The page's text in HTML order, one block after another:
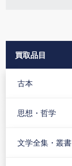
買取品目
古本
思想・哲学
文学全集・叢書